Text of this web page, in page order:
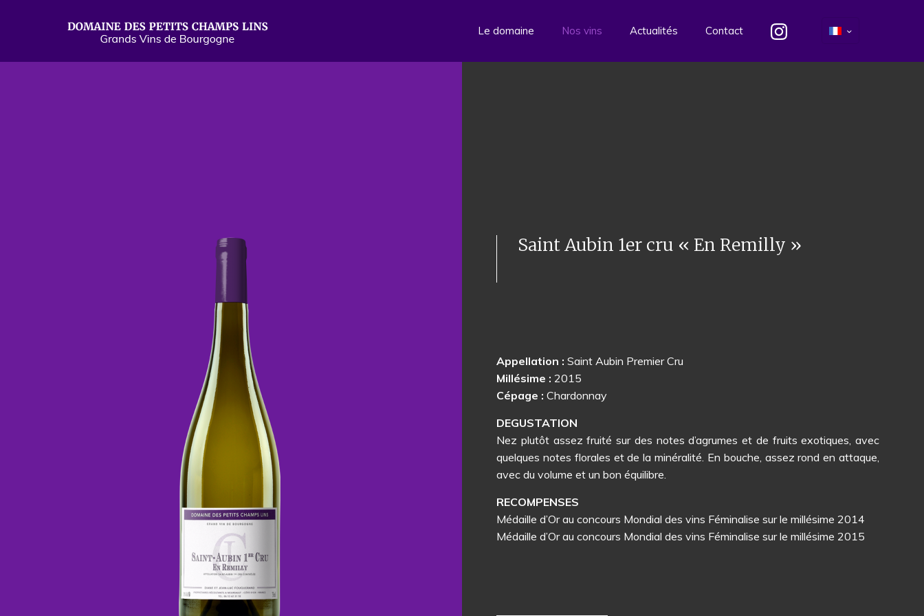
Le domaine Nos vins Actualités Contact
Saint Aubin 1er cru « En Remilly »
Appellation : Saint Aubin Premier Cru
Millésime : 2015
Cépage : Chardonnay
DEGUSTATION
Nez plutôt assez fruité sur des notes d’agrumes et de fruits exotiques, avec
quelques notes florales et de la minéralité. En bouche, assez rond en attaque,
avec du volume et un bon équilibre.
RECOMPENSES
Médaille d’Or au concours Mondial des vins Féminalise sur le millésime 2014
Médaille d’Or au concours Mondial des vins Féminalise sur le millésime 2015